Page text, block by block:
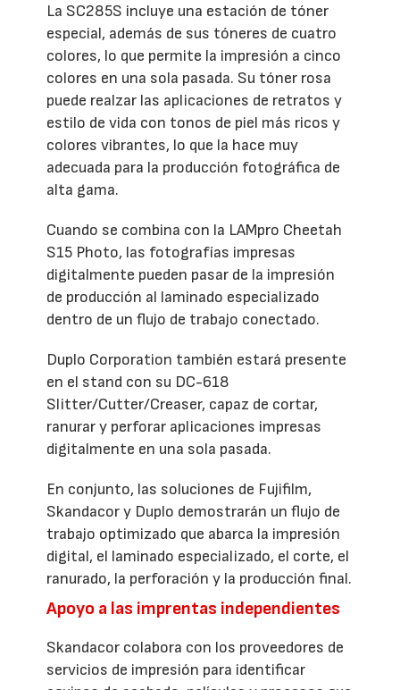
La SC285S incluye una estación de tóner
especial, además de sus tóneres de cuatro
colores, lo que permite la impresión a cinco
colores en una sola pasada. Su tóner rosa
puede realzar las aplicaciones de retratos y
estilo de vida con tonos de piel más ricos y
colores vibrantes, lo que la hace muy
adecuada para la producción fotográfica de
alta gama.
Cuando se combina con la LAMpro Cheetah
S15 Photo, las fotografías impresas
digitalmente pueden pasar de la impresión
de producción al laminado especializado
dentro de un flujo de trabajo conectado.
Duplo Corporation también estará presente
en el stand con su DC-618
Slitter/Cutter/Creaser, capaz de cortar,
ranurar y perforar aplicaciones impresas
digitalmente en una sola pasada.
En conjunto, las soluciones de Fujifilm,
Skandacor y Duplo demostrarán un flujo de
trabajo optimizado que abarca la impresión
digital, el laminado especializado, el corte, el
ranurado, la perforación y la producción final.
Apoyo a las imprentas independientes
Skandacor colabora con los proveedores de
servicios de impresión para identificar